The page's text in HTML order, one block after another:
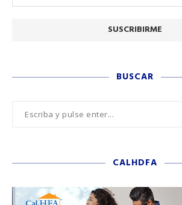
BUSCAR
CALHDFA